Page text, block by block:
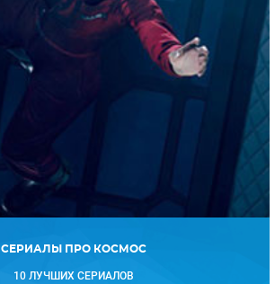
СЕРИАЛЫ ПРО КОСМОС
10 ЛУЧШИХ СЕРИАЛОВ